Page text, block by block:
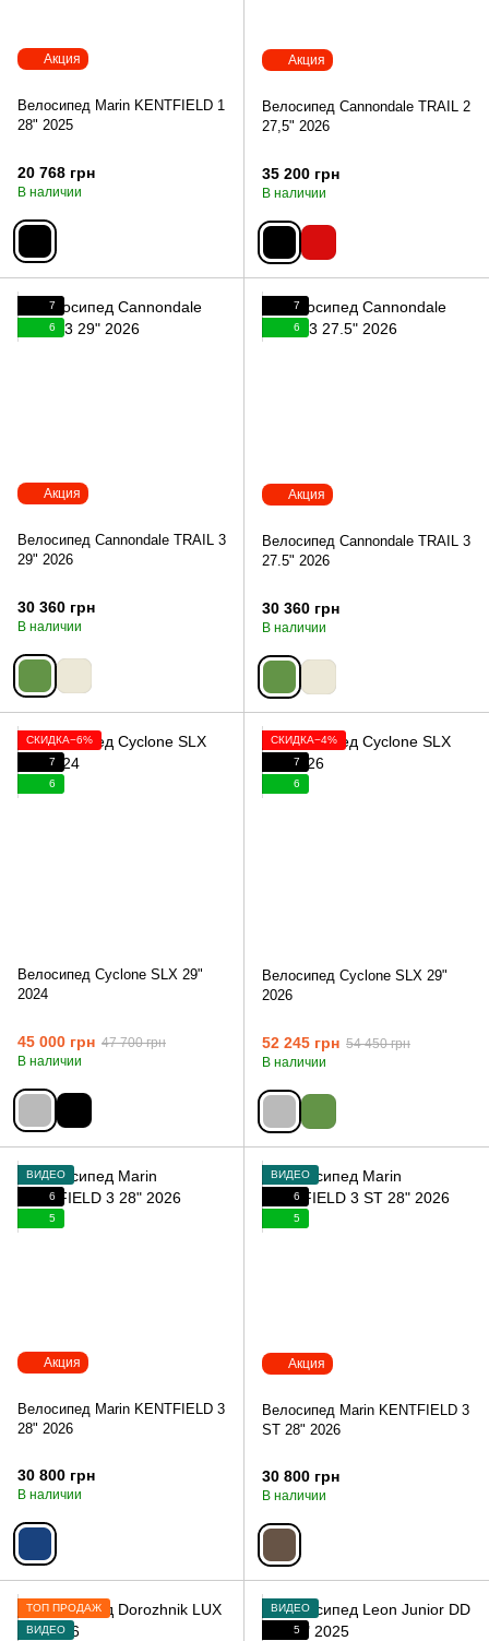
Акция
Велосипед Marin KENTFIELD 1
28" 2025
20 768 грн
В наличии
Акция
Велосипед Cannondale TRAIL 2
27,5" 2026
35 200 грн
В наличии
Акция
7
6
Велосипед Cannondale TRAIL 3
29" 2026
30 360 грн
В наличии
Акция
7
6
Велосипед Cannondale TRAIL 3
27.5" 2026
30 360 грн
В наличии
СКИДКА−6%
7
6
Велосипед Cyclone SLX 29"
2024
45 000 грн 47 700 грн
В наличии
СКИДКА−4%
7
6
Велосипед Cyclone SLX 29"
2026
52 245 грн 54 450 грн
В наличии
Акция
ВИДЕО
6
5
Велосипед Marin KENTFIELD 3
28" 2026
30 800 грн
В наличии
Акция
ВИДЕО
6
5
Велосипед Marin KENTFIELD 3
ST 28" 2026
30 800 грн
В наличии
ТОП ПРОДАЖ
ВИДЕО
ВИДЕО
5